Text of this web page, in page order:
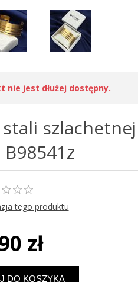
jest dłużej dostępny.
szlachetnej
B98541z
tego produktu
zł